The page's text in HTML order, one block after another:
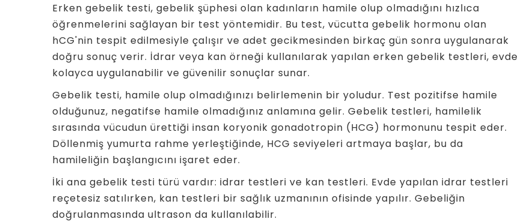
Erken gebelik testi, gebelik şüphesi olan kadınların hamile olup olmadığını hızlıca
öğrenmelerini sağlayan bir test yöntemidir. Bu test, vücutta gebelik hormonu olan
hCG'nin tespit edilmesiyle çalışır ve adet gecikmesinden birkaç gün sonra uygulanarak
doğru sonuç verir. İdrar veya kan örneği kullanılarak yapılan erken gebelik testleri, evde
kolayca uygulanabilir ve güvenilir sonuçlar sunar.
Gebelik testi, hamile olup olmadığınızı belirlemenin bir yoludur. Test pozitifse hamile
olduğunuz, negatifse hamile olmadığınız anlamına gelir. Gebelik testleri, hamilelik
sırasında vücudun ürettiği insan koryonik gonadotropin (HCG) hormonunu tespit eder.
Döllenmiş yumurta rahme yerleştiğinde, HCG seviyeleri artmaya başlar, bu da
hamileliğin başlangıcını işaret eder.
İki ana gebelik testi türü vardır: idrar testleri ve kan testleri. Evde yapılan idrar testleri
reçetesiz satılırken, kan testleri bir sağlık uzmanının ofisinde yapılır. Gebeliğin
doğrulanmasında ultrason da kullanılabilir.